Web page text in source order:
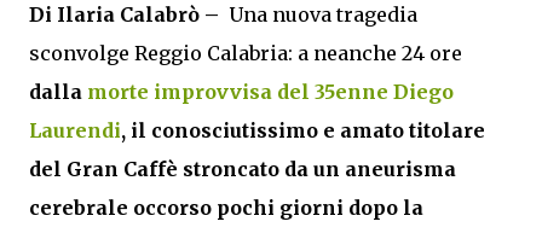
Di Ilaria Calabrò – Una nuova tragedia
sconvolge Reggio Calabria: a neanche 24 ore
dalla morte improvvisa del 35enne Diego
Laurendi, il conosciutissimo e amato titolare
del Gran Caffè stroncato da un aneurisma
cerebrale occorso pochi giorni dopo la